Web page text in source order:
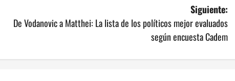
Siguiente:
De Vodanovic a Matthei: La lista de los políticos mejor evaluados
según encuesta Cadem